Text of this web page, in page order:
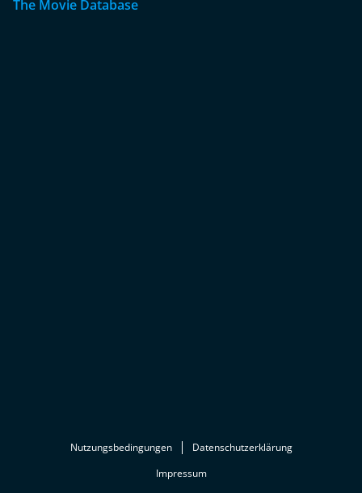
The Movie Database
Nutzungsbedingungen
Datenschutzerklärung
Impressum